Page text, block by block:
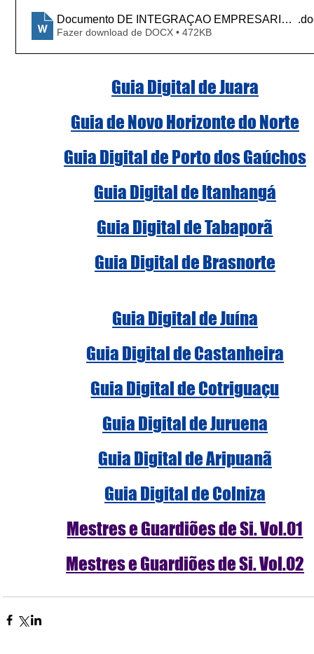
Documento DE INTEGRAÇAO EMPRESARIAL
Fazer download de DOCX • 472KB
Guia Digital de Juara
Guia de Novo Horizonte do Norte
Guia Digital de Porto dos Gaúchos
Guia Digital de Itanhangá
Guia Digital de Tabaporã
Guia Digital de Brasnorte
Guia Digital de Juína
Guia Digital de Castanheira
Guia Digital de Cotriguaçu
Guia Digital de Juruena
Guia Digital de Aripuanã
Guia Digital de Colniza
Mestres e Guardiões de Si. Vol.01
Mestres e Guardiões de Si. Vol.02